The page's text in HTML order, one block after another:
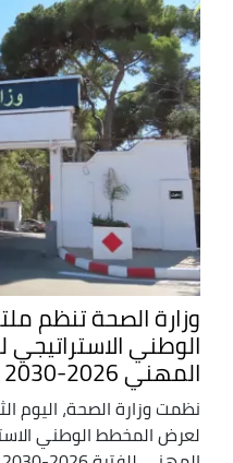
وزارة الصحة تنظم
الوطني
المهني 2026-2030
نظمت وزارة الصحة، اليوم
لعرض المخطط الوطني